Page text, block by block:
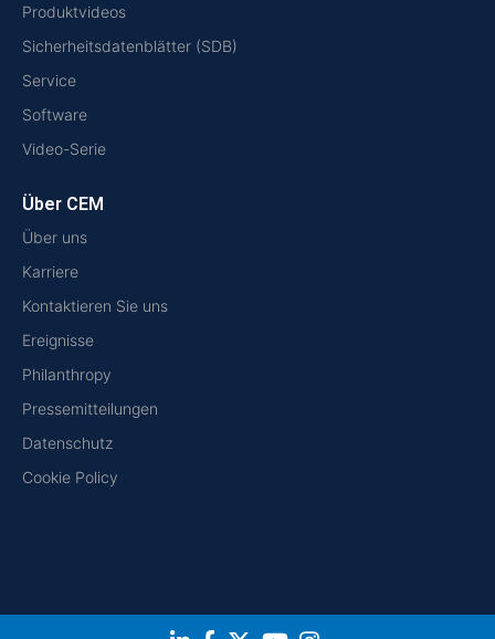
Produktvideos
Sicherheitsdatenblätter (SDB)
Service
Software
Video-Serie
Über CEM
Über uns
Karriere
Kontaktieren Sie uns
Ereignisse
Philanthropy
Pressemitteilungen
Datenschutz
Cookie Policy